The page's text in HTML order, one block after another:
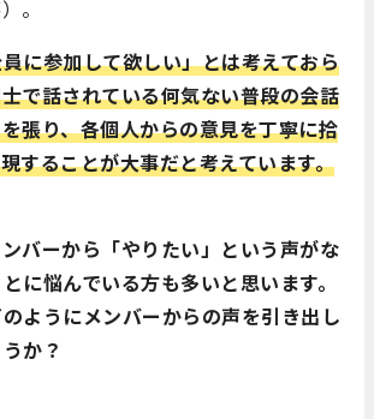
。
に参加して欲しい」とは考えておら
で話されている何気ない普段の会話
張り、各個人からの意見を丁寧に拾
することが大事だと考えています。
バーから「やりたい」という声がな
に悩んでいる方も多いと思います。
ようにメンバーからの声を引き出し
か？